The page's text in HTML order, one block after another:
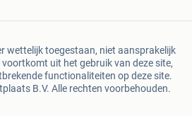
wettelijk toegestaan, niet aansprakelijk
uit het gebruik van deze site,
functionaliteiten op deze site.
B.V. Alle rechten voorbehouden.